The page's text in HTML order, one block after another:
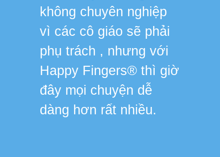
không chuyên nghiệp
vì các cô giáo sẽ phải
phụ trách , nhưng với
Happy Fingers® thì giờ
đây mọi chuyện dễ
dàng hơn rất nhiều.